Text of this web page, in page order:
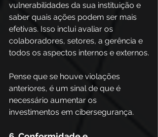
vulnerabilidades da sua instituição e
saber quais ações podem ser mais
efetivas. Isso inclui avaliar os
colaboradores, setores, a gerência e
todos os aspectos internos e externos.
Pense que se houve violações
anteriores, é um sinal de que é
necessário aumentar os
investimentos em cibersegurança.